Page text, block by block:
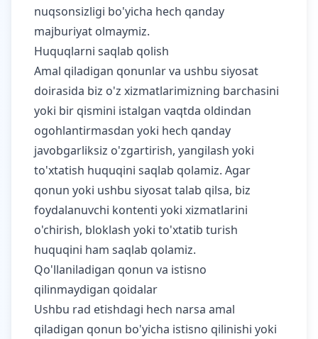
nuqsonsizligi bo'yicha hech qanday
majburiyat olmaymiz.
Huquqlarni saqlab qolish
Amal qiladigan qonunlar va ushbu siyosat
doirasida biz o'z xizmatlarimizning barchasini
yoki bir qismini istalgan vaqtda oldindan
ogohlantirmasdan yoki hech qanday
javobgarliksiz o'zgartirish, yangilash yoki
to'xtatish huquqini saqlab qolamiz. Agar
qonun yoki ushbu siyosat talab qilsa, biz
foydalanuvchi kontenti yoki xizmatlarini
o'chirish, bloklash yoki to'xtatib turish
huquqini ham saqlab qolamiz.
Qo'llaniladigan qonun va istisno
qilinmaydigan qoidalar
Ushbu rad etishdagi hech narsa amal
qiladigan qonun bo'yicha istisno qilinishi yoki